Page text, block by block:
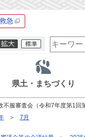
救急
検
索
ー
ー
ド
県土・まちづくり
不服審査会（令和7年度第1回
7月